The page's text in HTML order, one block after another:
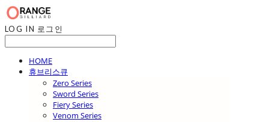
LOG IN 로그인
HOME
휴브리스큐
Zero Series
Sword Series
Fiery Series
Venom Series